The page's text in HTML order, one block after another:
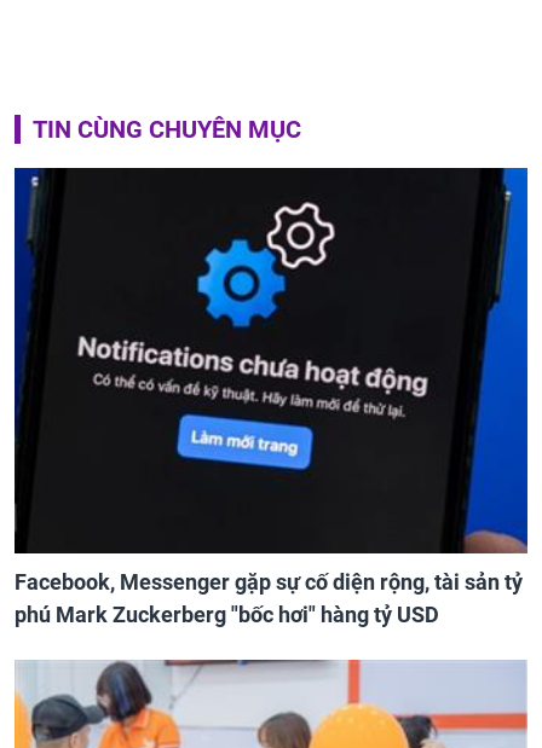
TIN CÙNG CHUYÊN MỤC
Facebook, Messenger gặp sự cố diện rộng, tài sản tỷ
phú Mark Zuckerberg "bốc hơi" hàng tỷ USD